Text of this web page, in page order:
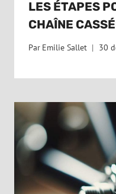
LES ÉTAPES
CHAÎNE
Par Emilie Sallet 30